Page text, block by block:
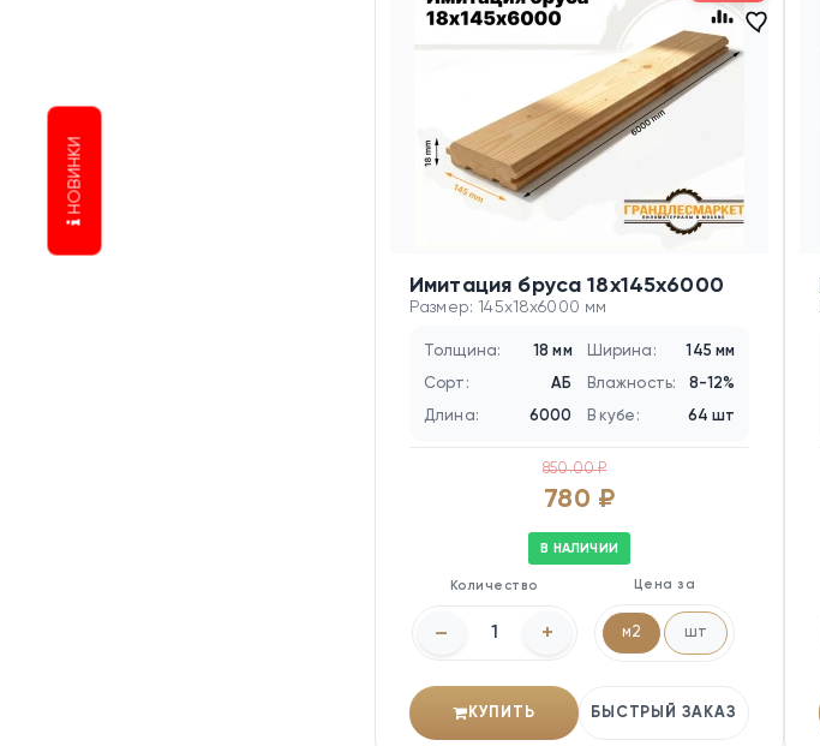
Имитация бруса 18х145х6000
Размер: 145x18x6000 мм
Толщина: 18 мм Ширина: 145 мм
Сорт: АБ Влажность: 8-12%
Длина: 6000 В кубе: 64 шт
850.00 ₽
780 ₽
В НАЛИЧИИ
Количество
– +
Цена за
м2 шт
КУПИТЬ БЫСТРЫЙ ЗАКАЗ
НОВИНКИ